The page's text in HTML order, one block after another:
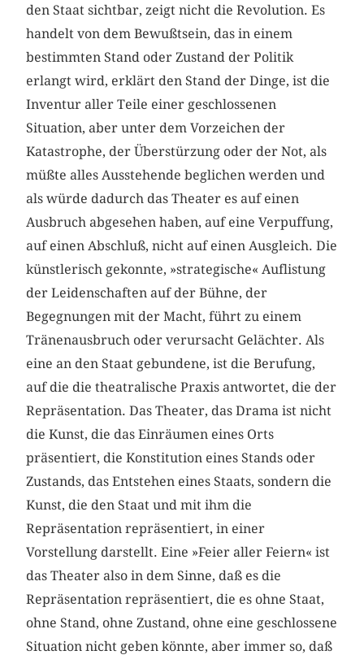
den Staat sichtbar, zeigt nicht die Revolution. Es
handelt von dem Bewußtsein, das in einem
bestimmten Stand oder Zustand der Politik
erlangt wird, erklärt den Stand der Dinge, ist die
Inventur aller Teile einer geschlossenen
Situation, aber unter dem Vorzeichen der
Katastrophe, der Überstürzung oder der Not, als
müßte alles Ausstehende beglichen werden und
als würde dadurch das Theater es auf einen
Ausbruch abgesehen haben, auf eine Verpuffung,
auf einen Abschluß, nicht auf einen Ausgleich. Die
künstlerisch gekonnte, »strategische« Auflistung
der Leidenschaften auf der Bühne, der
Begegnungen mit der Macht, führt zu einem
Tränenausbruch oder verursacht Gelächter. Als
eine an den Staat gebundene, ist die Berufung,
auf die die theatralische Praxis antwortet, die der
Repräsentation. Das Theater, das Drama ist nicht
die Kunst, die das Einräumen eines Orts
präsentiert, die Konstitution eines Stands oder
Zustands, das Entstehen eines Staats, sondern die
Kunst, die den Staat und mit ihm die
Repräsentation repräsentiert, in einer
Vorstellung darstellt. Eine »Feier aller Feiern« ist
das Theater also in dem Sinne, daß es die
Repräsentation repräsentiert, die es ohne Staat,
ohne Stand, ohne Zustand, ohne eine geschlossene
Situation nicht geben könnte, aber immer so, daß